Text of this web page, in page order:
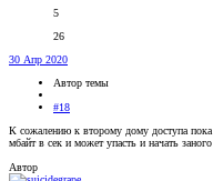
5
26
30 Апр 2020
Автор темы
#18
К сожалению к второму дому доступа пока
мбайт в сек и может упасть и начать заного
Автор